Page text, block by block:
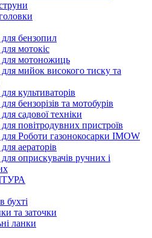
бензопил
мотокіс
мотоножиць
мийок високого тиску та
культиваторів
бензорізів та мотобурів
садової техніки
повітродувних пристроїв
Роботи газонокосарки IMOW
аераторів
оприскувачів ручних і
бухті
та заточки
ланки